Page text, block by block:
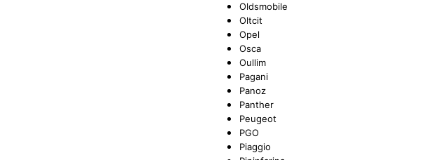
Oldsmobile
Oltcit
Opel
Osca
Oullim
Pagani
Panoz
Panther
Peugeot
PGO
Piaggio